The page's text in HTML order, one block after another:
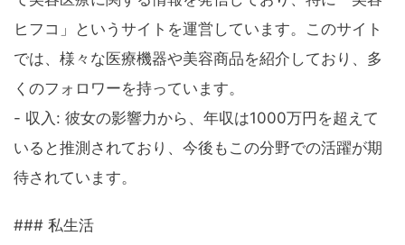
ヒフコ」というサイトを運営しています。このサイト
では、様々な医療機器や美容商品を紹介しており、多
くのフォロワーを持っています。
- 収入: 彼女の影響力から、年収は1000万円を超えて
いると推測されており、今後もこの分野での活躍が期
待されています。
### 私生活